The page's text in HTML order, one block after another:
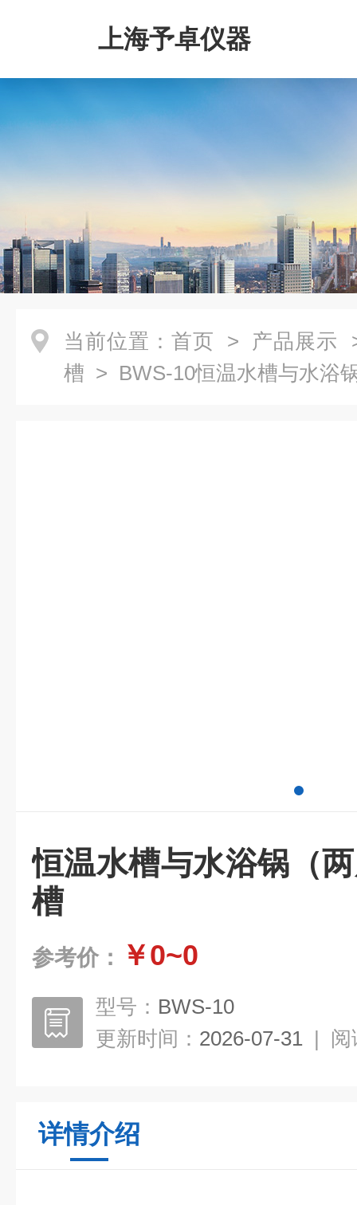
上海予卓仪器
当前位置： 首页 > 产品展示
槽 > BWS-10恒温水槽与水浴
恒温水槽与水浴锅（
槽
参考价： ￥0~0
型号： BWS-10
更新时间： 2026-07-31 | 阅
详情介绍